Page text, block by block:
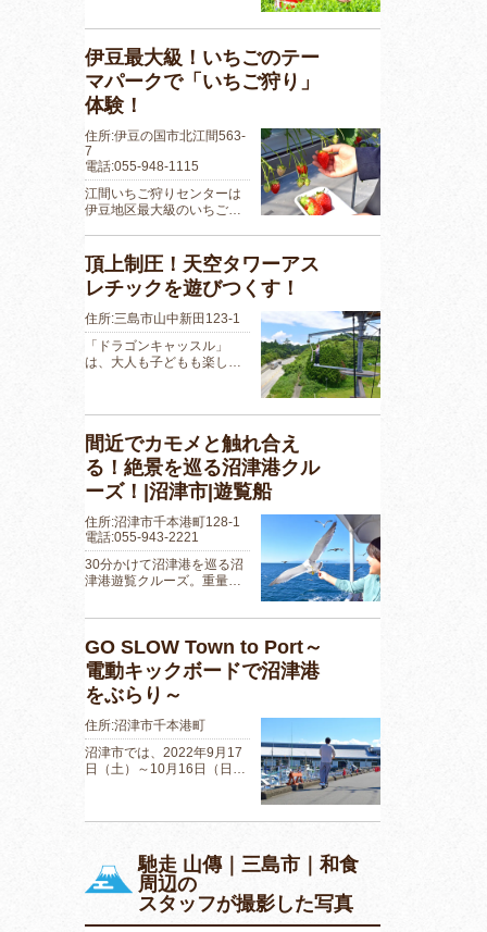
伊豆最大級！いちごのテー
マパークで「いちご狩り」
体験！
住所:伊豆の国市北江間563-
7
電話:055-948-1115
江間いちご狩りセンターは
伊豆地区最大級のいちご…
頂上制圧！天空タワーアス
レチックを遊びつくす！
住所:三島市山中新田123-1
「ドラゴンキャッスル」
は、大人も子どもも楽し…
間近でカモメと触れ合え
る！絶景を巡る沼津港クル
ーズ！|沼津市|遊覧船
住所:沼津市千本港町128-1
電話:055-943-2221
30分かけて沼津港を巡る沼
津港遊覧クルーズ。重量…
GO SLOW Town to Port～
電動キックボードで沼津港
をぶらり～
住所:沼津市千本港町
沼津市では、2022年9月17
日（土）～10月16日（日…
馳走 山傳｜三島市｜和食
周辺の
スタッフが撮影した写真